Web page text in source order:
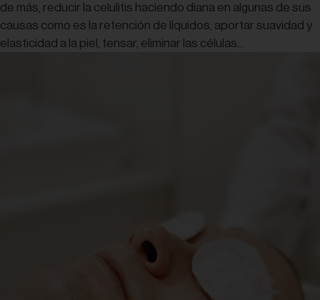
de más, reducir la celulitis haciendo diana en algunas de sus
causas como es la retención de líquidos, aportar suavidad y
elasticidad a la piel, tensar, eliminar las células...